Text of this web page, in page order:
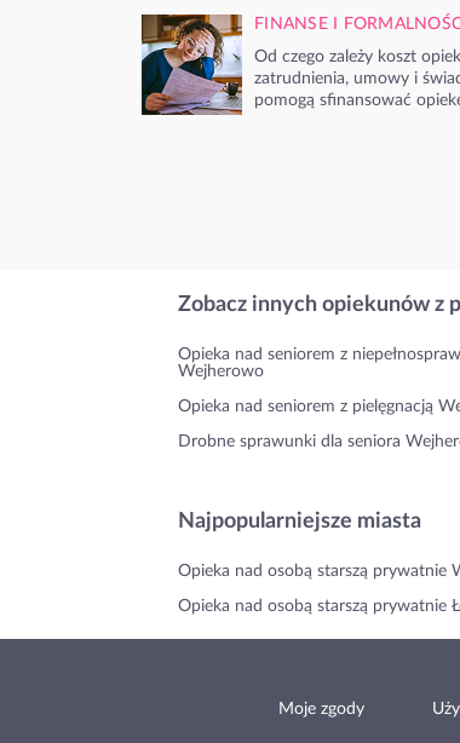
FINANSE I
Od czego zależy koszt
zatrudnienia, umowy i
pomogą sfinansować
Zobacz innych opiekunów z
Opieka nad seniorem z
Wejherowo
Opieka nad seniorem z pielęgnacją
Drobne sprawunki dla seniora
Najpopularniejsze miasta
Opieka nad osobą starszą prywatnie
Opieka nad osobą starszą prywatnie
Moje zgody